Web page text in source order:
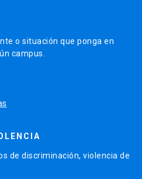
o situación que ponga en
campus.
de discriminación, violencia de